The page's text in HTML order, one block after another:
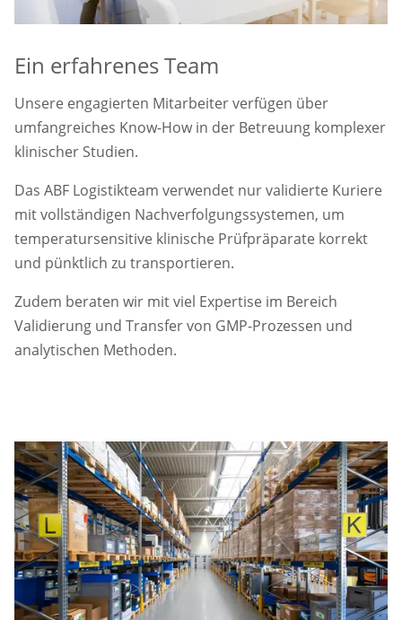
Ein erfahrenes Team
Unsere engagierten Mitarbeiter verfügen über
umfangreiches Know-How in der Betreuung komplexer
klinischer Studien.
Das ABF Logistikteam verwendet nur validierte Kuriere
mit vollständigen Nachverfolgungssystemen, um
temperatursensitive klinische Prüfpräparate korrekt
und pünktlich zu transportieren.
Zudem beraten wir mit viel Expertise im Bereich
Validierung und Transfer von GMP-Prozessen und
analytischen Methoden.